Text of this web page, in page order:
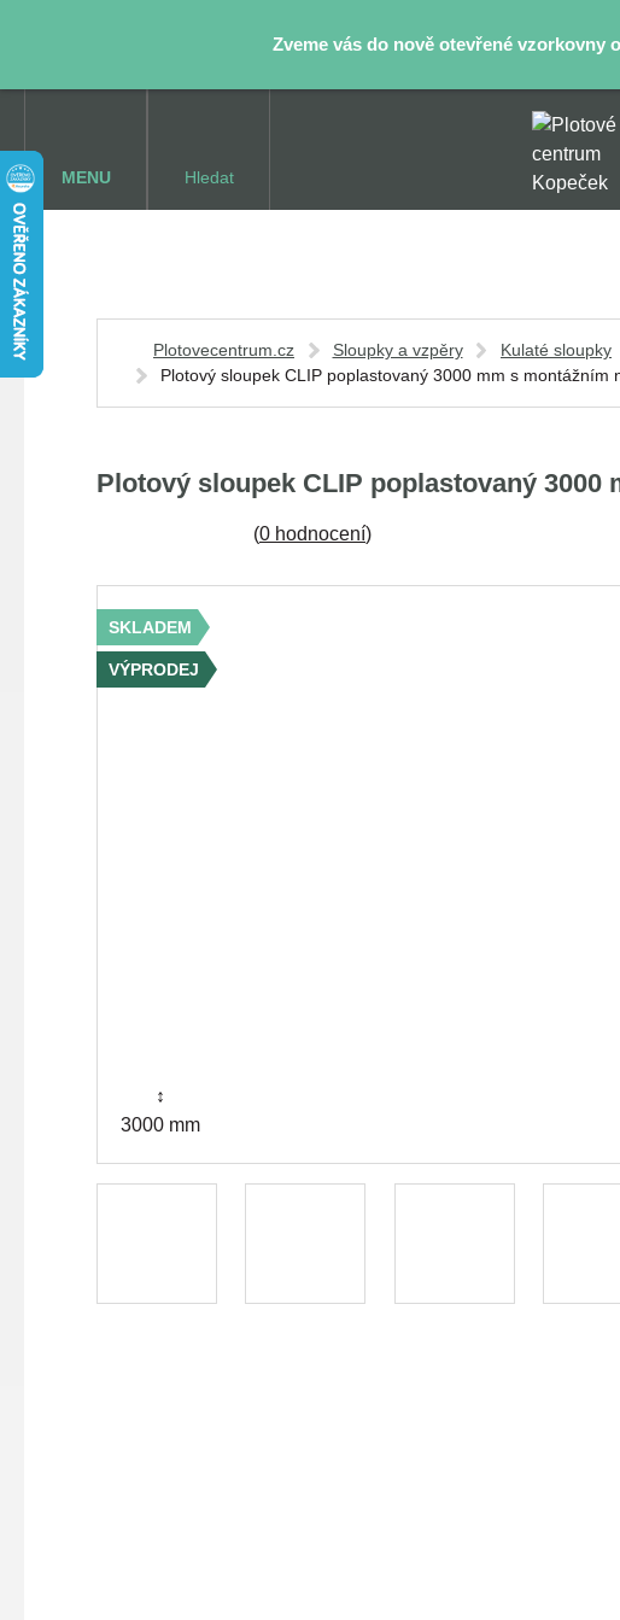
Zveme vás do nově otevřené vzorkovny
MENU Hledat
Plotovecentrum.cz Sloupky a vzpěry Kulaté sloupky
Plotový sloupek CLIP poplastovaný 3000 mm s
Plotový sloupek CLIP poplastovaný
(0 hodnocení)
SKLADEM
VÝPRODEJ
↕
3000 mm